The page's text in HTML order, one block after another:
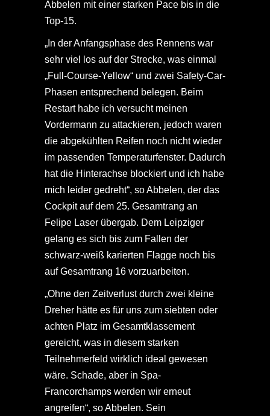
Abbelen mit einer starken Pace bis in die
Top-15.
„In der Anfangsphase des Rennens war
sehr viel los auf der Strecke, was einmal
„Full-Course-Yellow“ und zwei Safety-Car-
Phasen entsprechend belegen. Beim
Restart habe ich versucht meinen
Vordermann zu attackieren, jedoch waren
die abgekühlten Reifen noch nicht wieder
im passenden Temperaturfenster. Dadurch
hat die Hinterachse blockiert und ich habe
mich leider gedreht“, so Abbelen, der das
Cockpit auf dem 25. Gesamtrang an
Felipe Laser übergab. Dem Leipziger
gelang es sich bis zum Fallen der
schwarz-weiß karierten Flagge noch bis
auf Gesamtrang 16 vorzuarbeiten.
„Ohne den Zeitverlust durch zwei kleine
Dreher hätte es für uns zum siebten oder
achten Platz im Gesamtklassement
gereicht, was in diesem starken
Teilnehmerfeld wirklich ideal gewesen
wäre. Schade, aber in Spa-
Francorchamps werden wir erneut
angreifen“, so Abbelen. Sein